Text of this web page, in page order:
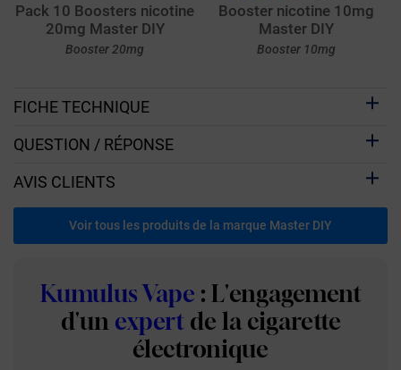
Pack 10 Boosters nicotine
20mg Master DIY
Booster 20mg
Booster nicotine 10mg
Master DIY
Booster 10mg
FICHE TECHNIQUE
QUESTION / RÉPONSE
AVIS CLIENTS
Voir tous les produits de la marque Master DIY
Kumulus Vape : L'engagement
d'un expert de la cigarette
électronique